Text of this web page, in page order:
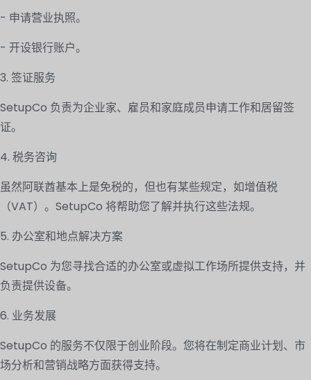
- 申请营业执照。
- 开设银行账户。
3. 签证服务
SetupCo 负责为企业家、雇员和家庭成员申请工作和居留签
证。
4. 税务咨询
虽然阿联酋基本上是免税的，但也有某些规定，如增值税
（VAT）。SetupCo 将帮助您了解并执行这些法规。
5. 办公室和地点解决方案
SetupCo 为您寻找合适的办公室或虚拟工作场所提供支持，并
负责提供设备。
6. 业务发展
SetupCo 的服务不仅限于创业阶段。您将在制定商业计划、市
场分析和营销战略方面获得支持。